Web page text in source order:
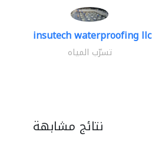
insutech waterproofing llc
تسرّب المياه
نتائج مشابهة